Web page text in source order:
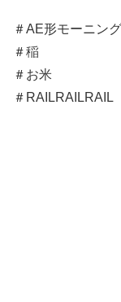
＃AE形モーニン
＃稲
＃お米
＃RAILRAILRAIL